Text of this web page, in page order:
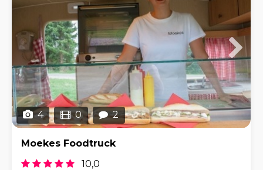
4 0 2
Moekes Foodtruck
10,0